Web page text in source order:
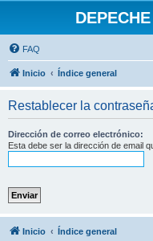
FAQ
Inicio Índice general
Restablecer la
Dirección de correo electrónico:
Esta debe ser la dirección de email
Inicio Índice general